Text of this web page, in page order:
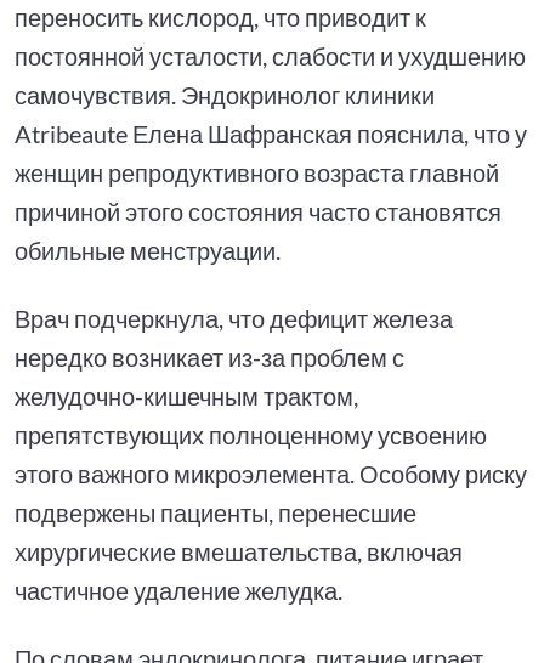
переносить кислород, что приводит к
постоянной усталости, слабости и ухудшению
самочувствия. Эндокринолог клиники
Atribeaute Елена Шафранская пояснила, что у
женщин репродуктивного возраста главной
причиной этого состояния часто становятся
обильные менструации.
Врач подчеркнула, что дефицит железа
нередко возникает из-за проблем с
желудочно-кишечным трактом,
препятствующих полноценному усвоению
этого важного микроэлемента. Особому риску
подвержены пациенты, перенесшие
хирургические вмешательства, включая
частичное удаление желудка.